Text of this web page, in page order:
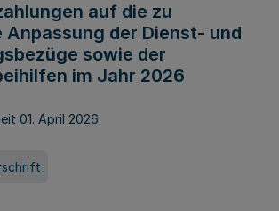
auf die zu
der Dienst- und
sowie der
im Jahr 2026
01. April 2026